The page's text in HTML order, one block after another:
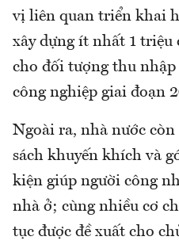
vị liên quan triển khai
xây dựng ít nhất 1 triệu
cho đối tượng thu
công nghiệp giai đoạn
Ngoài ra, nhà nước
sách khuyến khích và
kiện giúp người công
nhà ở; cùng nhiều cơ
tục được đề xuất cho